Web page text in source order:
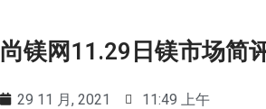
尚镁网11.29日镁市场简
29 11 月, 2021 11:49 上午